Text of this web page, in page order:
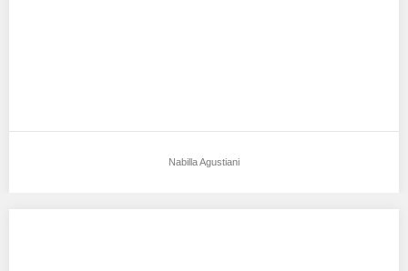
Nabilla Agustiani